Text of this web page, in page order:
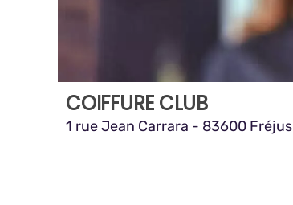
COIFFURE CLUB
1 rue Jean Carrara - 83600 Fréjus